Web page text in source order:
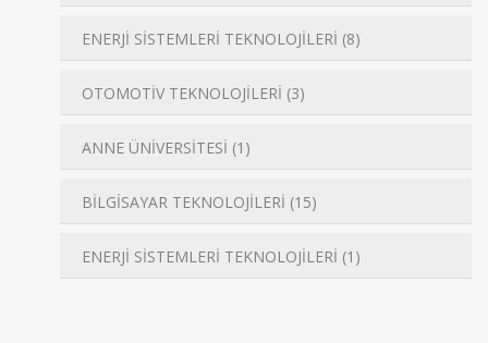
ENERJİ SİSTEMLERİ TEKNOLOJİLERİ (8)
OTOMOTİV TEKNOLOJİLERİ (3)
ANNE ÜNİVERSİTESİ (1)
BİLGİSAYAR TEKNOLOJİLERİ (15)
ENERJİ SİSTEMLERİ TEKNOLOJİLERİ (1)